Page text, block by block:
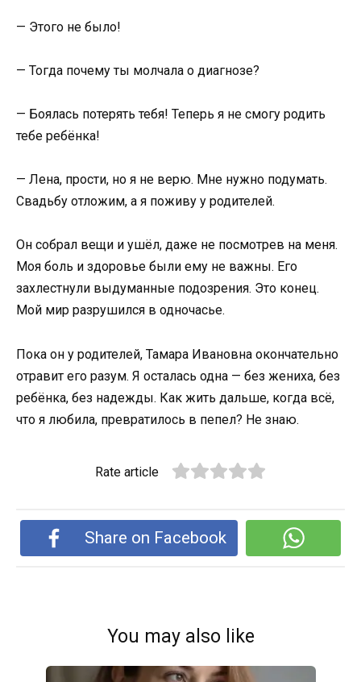
— Этого не было!
— Тогда почему ты молчала о диагнозе?
— Боялась потерять тебя! Теперь я не смогу родить
тебе ребёнка!
— Лена, прости, но я не верю. Мне нужно подумать.
Свадьбу отложим, а я поживу у родителей.
Он собрал вещи и ушёл, даже не посмотрев на меня.
Моя боль и здоровье были ему не важны. Его
захлестнули выдуманные подозрения. Это конец.
Мой мир разрушился в одночасье.
Пока он у родителей, Тамара Ивановна окончательно
отравит его разум. Я осталась одна — без жениха, без
ребёнка, без надежды. Как жить дальше, когда всё,
что я любила, превратилось в пепел? Не знаю.
Rate article
Share on Facebook
You may also like